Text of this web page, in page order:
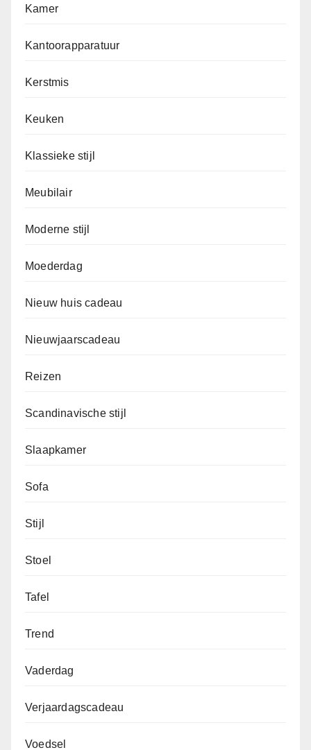
Kamer
Kantoorapparatuur
Kerstmis
Keuken
Klassieke stijl
Meubilair
Moderne stijl
Moederdag
Nieuw huis cadeau
Nieuwjaarscadeau
Reizen
Scandinavische stijl
Slaapkamer
Sofa
Stijl
Stoel
Tafel
Trend
Vaderdag
Verjaardagscadeau
Voedsel